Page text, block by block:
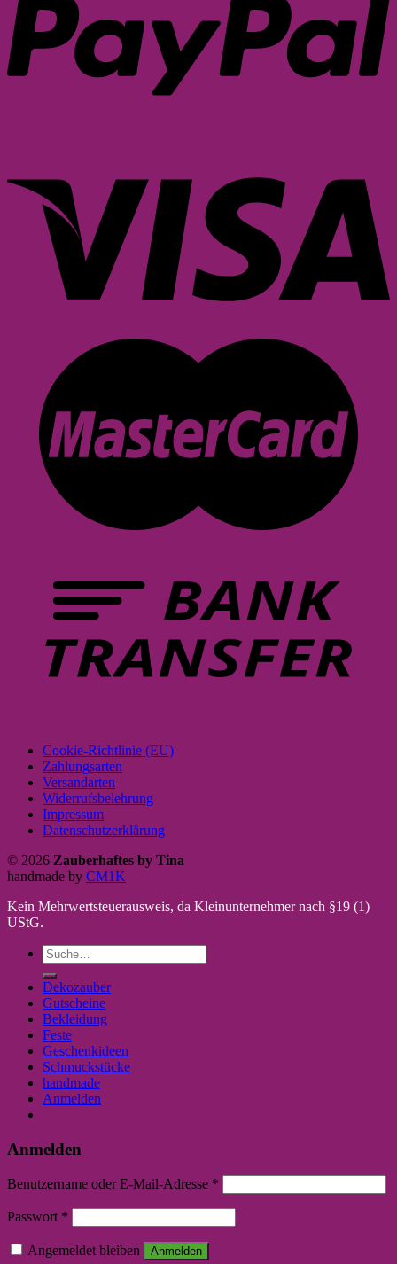
Cookie-Richtlinie (EU)
Zahlungsarten
Versandarten
Widerrufsbelehrung
Impressum
Datenschutzerklärung
© 2026 Zauberhaftes by Tina
handmade by CM1K
Kein Mehrwertsteuerausweis, da Kleinunternehmer nach §19 (1)
UStG.
Suche
nach:
Dekozauber
Gutscheine
Bekleidung
Feste
Geschenkideen
Schmuckstücke
handmade
Anmelden
Anmelden
Benutzername oder E-Mail-Adresse *
Passwort *
Angemeldet bleiben Anmelden